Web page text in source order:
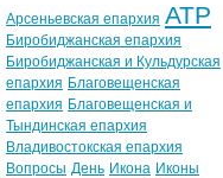
Арсеньевская епархия АТР
Биробиджанская епархия
Биробиджанская и Кульдурская
епархия Благовещенская
епархия Благовещенская и
Тындинская епархия
Владивостокская епархия
Вопросы День Икона Иконы